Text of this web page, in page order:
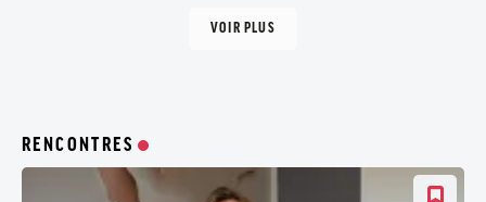
VOIR PLUS
RENCONTRES